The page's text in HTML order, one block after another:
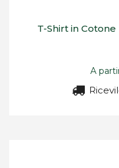
T-Shirt in
A